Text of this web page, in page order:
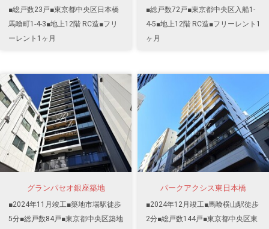
■総戸数23戸■東京都中央区日本橋
馬喰町1-4-3■地上12階 RC造■フリ
ーレント1ヶ月
■総戸数72戸■東京都中央区入船1-
4-5■地上12階 RC造■フリーレント1
ヶ月
グランパセオ銀座築地
■2024年11月竣工■築地市場駅徒歩
5分■総戸数84戸■東京都中央区築地
パークアクシス東日本橋
■2024年12月竣工■馬喰横山駅徒歩
2分■総戸数144戸■東京都中央区東